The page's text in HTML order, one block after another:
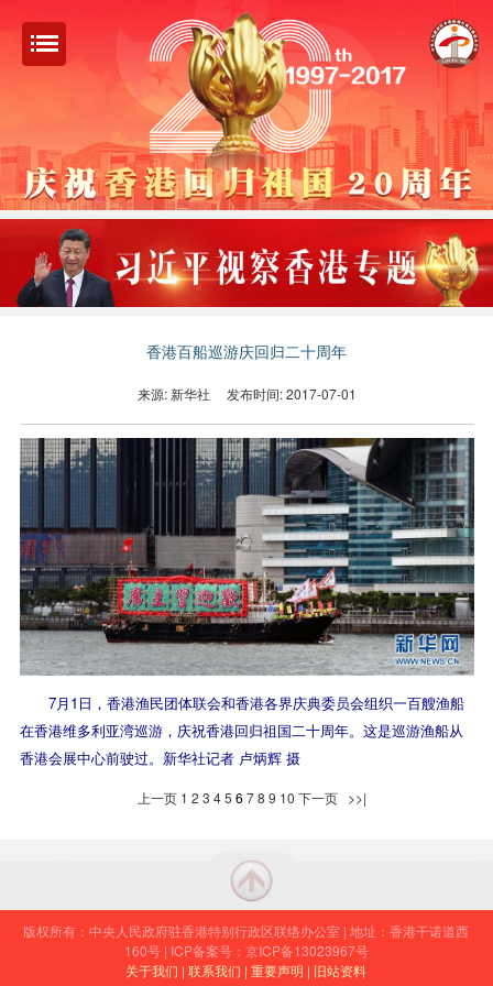
香港百船巡游庆回归二十周年
来源: 新华社 发布时间: 2017-07-01
7月1日，香港渔民团体联会和香港各界庆典委员会组织一百艘渔船
在香港维多利亚湾巡游，庆祝香港回归祖国二十周年。这是巡游渔船从
香港会展中心前驶过。新华社记者 卢炳辉 摄
上一页 1 2 3 4 5 6 7 8 9 10 下一页 >>|
版权所有：中央人民政府驻香港特别行政区联络办公室 | 地址：香港干诺道西
160号 | ICP备案号：京ICP备13023967号
关于我们 |联系我们 |重要声明 | 旧站资料